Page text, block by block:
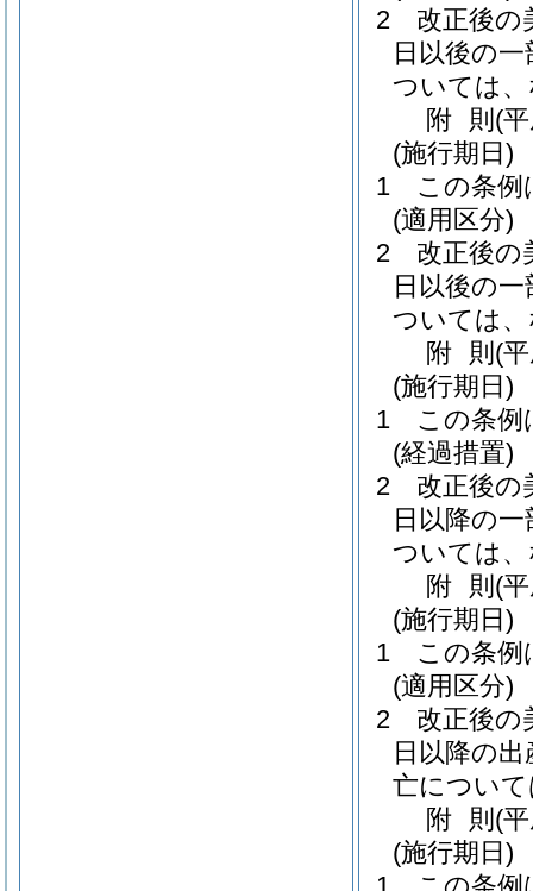
2
改正後の
日以後の
ついては
附 則 (
(施行期日)
1
この条例
(適用区分)
2
改正後の
日以後の
ついては
附 則 (
(施行期日)
1
この条例
(経過措置)
2
改正後の
日以降の
ついては
附 則 (
(施行期日)
1
この条例
(適用区分)
2
改正後の
日以降の
亡につい
附 則 (
(施行期日)